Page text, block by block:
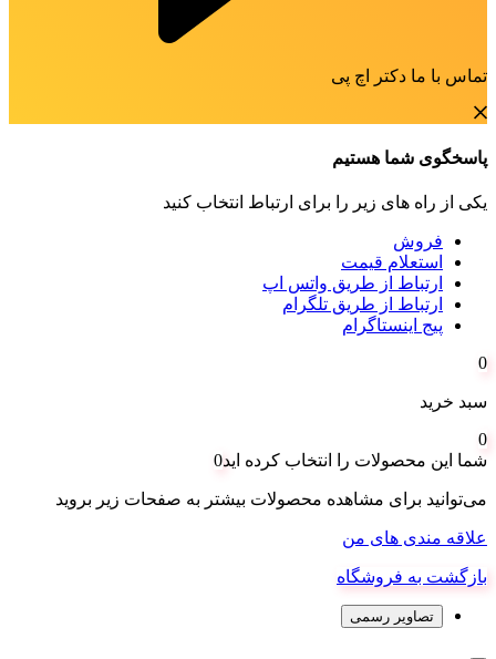
تماس با ما دکتر اچ پی
پاسخگوی شما هستیم
یکی از راه های زیر را برای ارتباط انتخاب کنید
فروش
استعلام قیمت
ارتباط از طریق واتس اپ
ارتباط از طریق تلگرام
پیج اینستاگرام
0
سبد خرید
0
شما این محصولات را انتخاب کرده اید0
می‌توانید برای مشاهده محصولات بیشتر به صفحات زیر بروید
علاقه مندی های من
بازگشت به فروشگاه
تصاویر رسمی